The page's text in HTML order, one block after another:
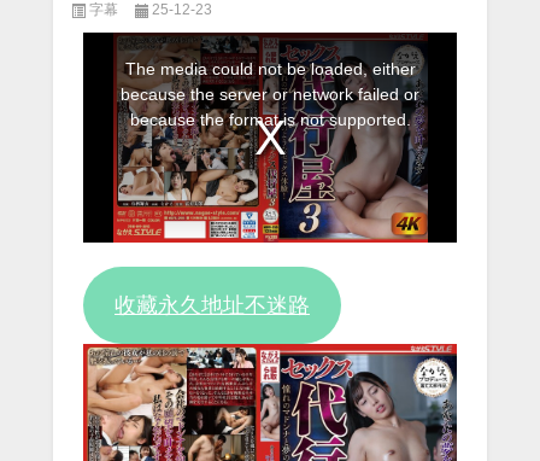
字幕 25-12-23
modal
window.
The media could not be loaded, either
because the server or network failed or
because the format is not supported.
收藏永久地址不迷路